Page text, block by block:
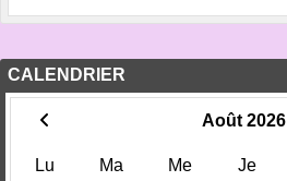
CALENDRIER
Août 2026
Lu Ma Me Je